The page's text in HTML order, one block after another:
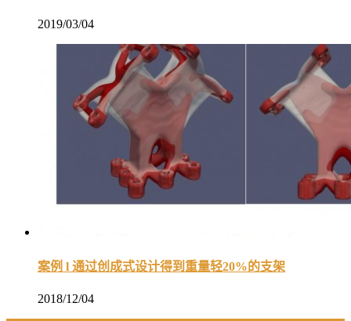
2019/03/04
案例 l 通过创成式设计得到重量轻20%的支架
2018/12/04